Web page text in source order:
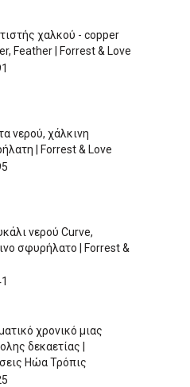
χαλκού - copper
Feather | Forrest & Love
νερού, χάλκινη
| Forrest & Love
νερού Curve,
σφυρήλατο | Forrest &
χρονικό μιας
δεκαετίας |
Ηώα Τρόπις